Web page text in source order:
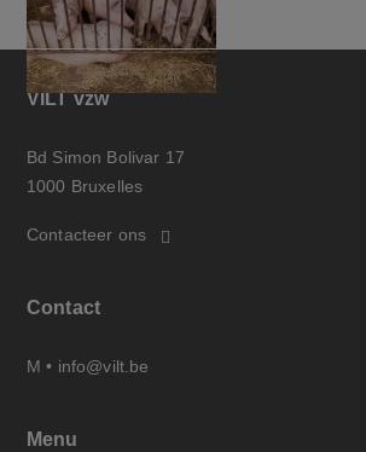
VILT vzw
Bd Simon Bolivar 17
1000 Bruxelles
Contacteer ons
Contact
M • info@vilt.be
Menu